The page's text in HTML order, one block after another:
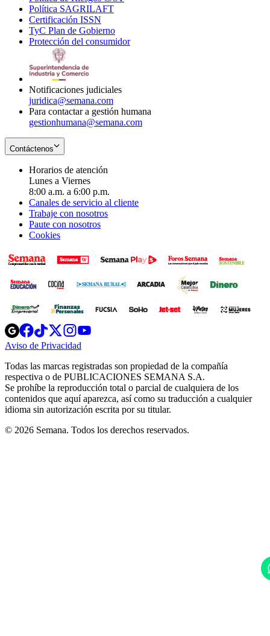
Política SAGRILAFT
new
window
Certificación ISSN
in
new
TyC Plan de Gobierno
in
Protección del consumidorOpens
Notificaciones judiciales
juridica@semana.com
Para contactar a gestión humana
gestionhumana@semana.com
Contáctenos
Horarios de atención
Lunes a Viernes
8:00 a.m. a 6:00 p.m.
Canales de servicio al cliente
Trabaje con nosotros
Paute con nosotros
Cookies
Opens
in
new
Opens
in
new
Opens
in
new
window
Opens
new
windowwindow
Aviso de Privacidad
new
window
Todas las marcas registradas son propiedad de la compañía
respectiva o de PUBLICACIONES SEMANA S.A.
Se prohíbe la reproducción total o parcial de cualquiera de los
contenidos que aquí aparezca, así como su traducción a cualquier
idioma sin autorización escrita por su titular.
© 2026 Semana. Todos los derechos reservados.